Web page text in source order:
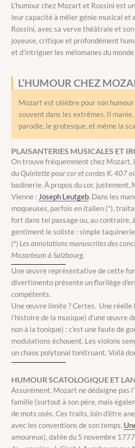
L’humour chez Mozart et Rossini est
leur capacité à mêler génie musical et
Rossini , avec sa verve théâtrale et
joyeuse, critique et profondément
et d’intriguer les mélomanes du
L’HUMOUR CHEZ
Mozart est célèbre pour son
souvent dans les extrêmes. Il
parodie, le grotesque, et même la
PLAISANTERIES MUSICALES ET
On trouve fréquemment chez Mozart,
duQuintette pour cor et cordes K. 407
badinerie. À propos du cor,
Vienne : Joseph Leutgeb. Dans les
moqueuses, parfois en italien (*),
fort dans tel passage ou, au contraire,
gentiment le soliste : simple taquinerie.
(*) Les annotations manuscrites des
Mozarteum à Salzbourg.
Une œuvre représentative de cette
divertimento présente un florilège
compétents.
Une œuvre limite ? Certes. Une réelle
l’histoire de la musique) d’une œuvre
non à la tonique) : c’est une faute de
modulations échouent. Les violons
un chaos polytonal tonitruant. Voilà
HUMOUR SCATOLOGIQUE ET
Assurément, Mozart ne dédaigne pas
famille (surtout à son père, mais
de mots osés. Ces traits, loin d’être
avec les conventions de son temps.
amoureux), datée du 5 novembre